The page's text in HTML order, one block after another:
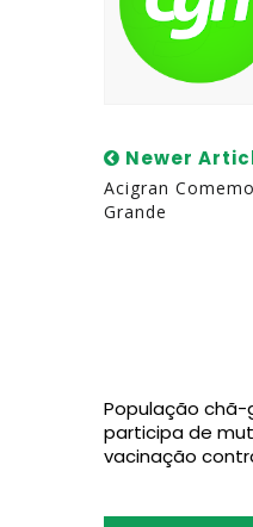
Newer
Acigran
Grande
População chã-
participa de
vacinação